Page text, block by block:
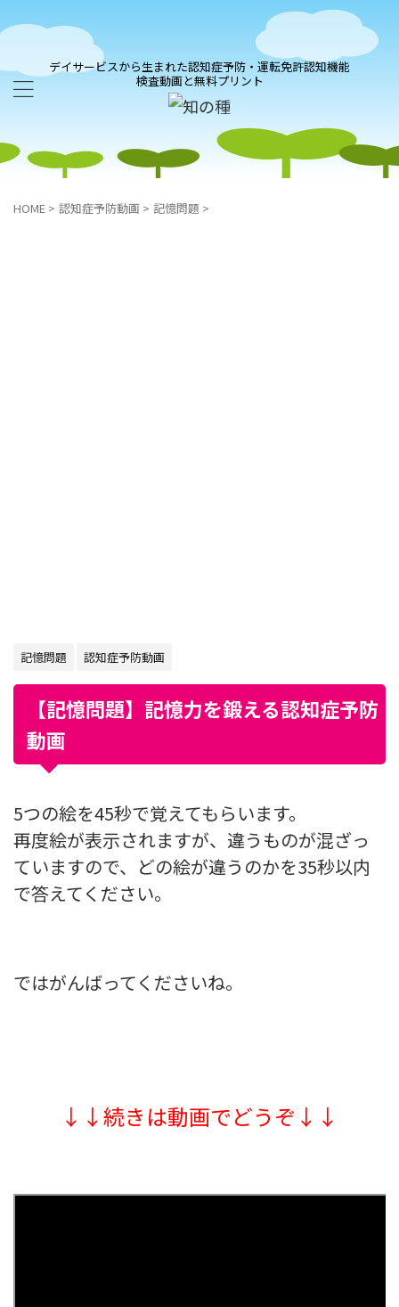
デイサービスから生まれた認知症予防・運転免許認知機能
検査動画と無料プリント
HOME > 認知症予防動画 > 記憶問題 >
記憶問題 認知症予防動画
【記憶問題】記憶力を鍛える認知症予防
動画
5つの絵を45秒で覚えてもらいます。
再度絵が表示されますが、違うものが混ざっ
ていますので、どの絵が違うのかを35秒以内
で答えてください。
ではがんばってくださいね。
↓↓続きは動画でどうぞ↓↓